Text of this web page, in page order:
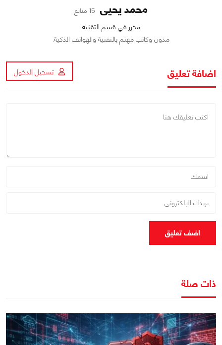
محمد يحيى 15 متابع
محرر في قسم التقنية
مدون وكاتب مهتم بالتقنية والهواتف الذكية.
اضافة تعليق تسجيل الدخول
اضف تعليق
ذات صلة